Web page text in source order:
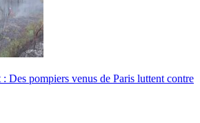
Des pompiers venus de Paris luttent contre